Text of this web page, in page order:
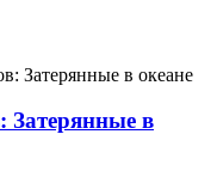
Затерянные в